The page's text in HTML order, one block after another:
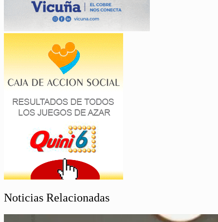
Noticias Relacionadas